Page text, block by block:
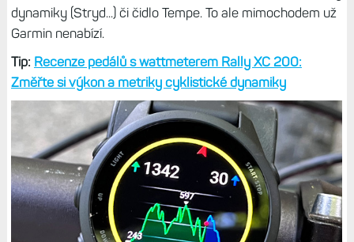
hodinky, které tuto generaci dostaly a všechny další už
budou s pětkou. A Fénixy 9 pak se zcela novou šestkou.
Další detaily: Hodinky měří teplotu pokožky. Sledují noční
odchylky, hlídají, zda nejste nemocní a upravují ženský
cyklus
Oproti FR 70 a FR 165 tu máme navíc možnost připojit
cyklistické pedály a měřit tak výkon při cyklistice,
chybí
ale FTP (což mi nijak nevadí). Bez problému připojím světla,
radar, krokoměr, sluchátka (verze Music), snímač běžecký
dynamiky (Stryd...) či čidlo Tempe. To ale mimochodem už
Garmin nenabízí.